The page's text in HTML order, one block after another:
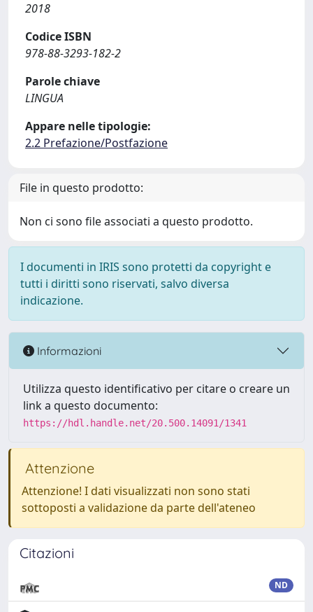
2018
Codice ISBN
978-88-3293-182-2
Parole chiave
LINGUA
Appare nelle tipologie:
2.2 Prefazione/Postfazione
File in questo prodotto:
Non ci sono file associati a questo prodotto.
I documenti in IRIS sono protetti da copyright e
tutti i diritti sono riservati, salvo diversa
indicazione.
Informazioni
Utilizza questo identificativo per citare o creare un
link a questo documento:
https://hdl.handle.net/20.500.14091/1341
Attenzione
Attenzione! I dati visualizzati non sono stati
sottoposti a validazione da parte dell'ateneo
Citazioni
ND